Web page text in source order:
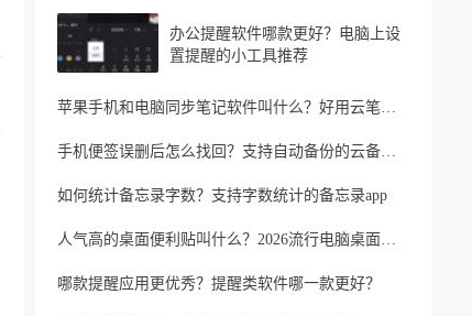
办公提醒软件哪款更好？电脑上设
置提醒的小工具推荐
苹果手机和电脑同步笔记软件叫什么？好用云笔记软件分享
手机便签误删后怎么找回？支持自动备份的云备忘录软件
如何统计备忘录字数？支持字数统计的备忘录app
人气高的桌面便利贴叫什么？2026流行电脑桌面便利贴
哪款提醒应用更优秀？提醒类软件哪一款更好？